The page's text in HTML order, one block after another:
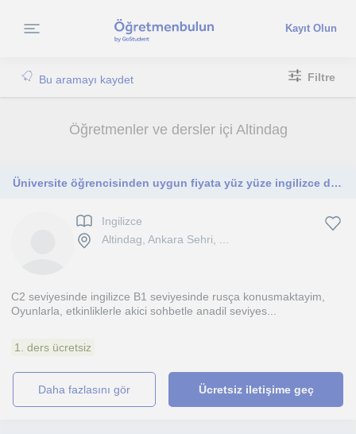
Kayıt Olun
Bu aramayı kaydet Filtre
Öğretmenler ve dersler içi Altindag
Üniversite öğrencisinden uygun fiyata yüz yüze ingilizce dersi
Ingilizce
Altindag, Ankara Sehri, ...
C2 seviyesinde ingilizce B1 seviyesinde rusça konusmaktayim,
Oyunlarla, etkinliklerle akici sohbetle anadil seviyes...
1. ders ücretsiz
daha fazlasını gör Ücretsiz iletişime geç